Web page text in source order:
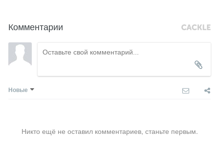
Комментарии
Новые
Никто ещё не оставил комментариев, станьте первым.